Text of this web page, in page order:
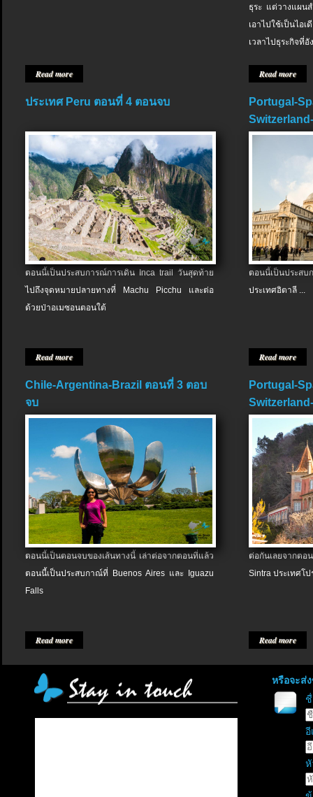
Read more
ธุระ แต่วางแผน
เอาไปใช้เป็นไอ
เวลาไปธุระกิจที่อั
Read more
ประเทศ Peru ตอนที่ 4 ตอนจบ
ตอนนี้เป็นประสบการณ์การเดิน Inca trail วันสุดท้าย
ไปถึงจุดหมายปลายทางที่ Machu Picchu และต่อ
ด้วยป่าอเมซอนตอนใต้
Read more
Portugal-
ตอนนี้เป็นประส
ประเทศอิตาลี ...
Read more
Chile-Argentina-Brazil ตอนที่ 3 ตอบ
จบ
ตอนนี้เป็นตอนจบของเส้นทางนี้ เล่าต่อจากตอนที่แล้ว
ตอนนี้เป็นประสบกาณ์ที่ Buenos Aires และ Iguazu
Falls
Read more
Portugal-
ต่อกันเลยจากต
Sintra ประเทศโป
Read more
หรือจะส่
อี
หั